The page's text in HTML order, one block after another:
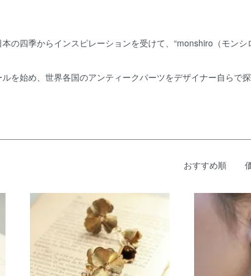
の四季からインスピレーションを受けて、“monshiro（モンシ
を始め、世界各国のアンティークパーツをデザイナー自らで
おすすめ順